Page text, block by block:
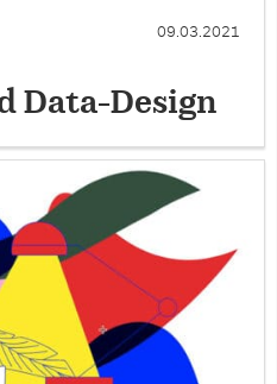
09.03.2021
Data-Design